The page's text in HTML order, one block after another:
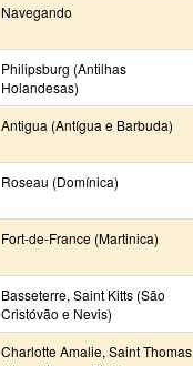
Navegando
Philipsburg (Antilhas
Holandesas)
Antigua (Antígua e Barbuda)
Roseau (Domínica)
Fort-de-France (Martinica)
Basseterre, Saint Kitts (São
Cristóvão e Nevis)
Charlotte Amalie, Saint Thomas